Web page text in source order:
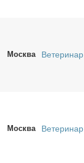
Москва Ветеринар
Москва Ветеринар